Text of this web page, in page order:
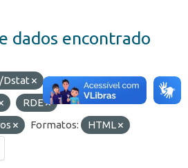
dados encontrado
Dstat
Etiquetas:
RDE
Formatos: HTML